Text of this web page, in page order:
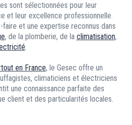
sont sélectionnées pour leur
et leur excellence professionnelle.
faire et une expertise reconnus dans
, de la plomberie, de la climatisation,
.
en France, le Gesec offre un
climaticiens et électriciens
une connaissance parfaite des
client et des particularités locales.